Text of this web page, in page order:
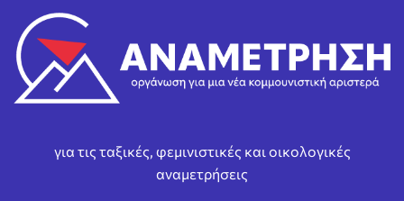
για τις ταξικές, φεμινιστικές και οικολογικές
αναμετρήσεις